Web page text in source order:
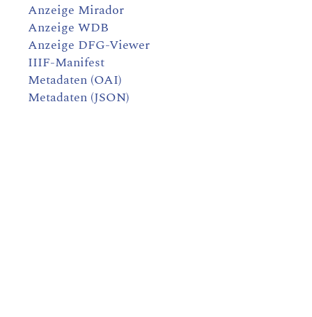
Anzeige Mirador
Anzeige WDB
Anzeige DFG-Viewer
IIIF-Manifest
Metadaten (OAI)
Metadaten (JSON)